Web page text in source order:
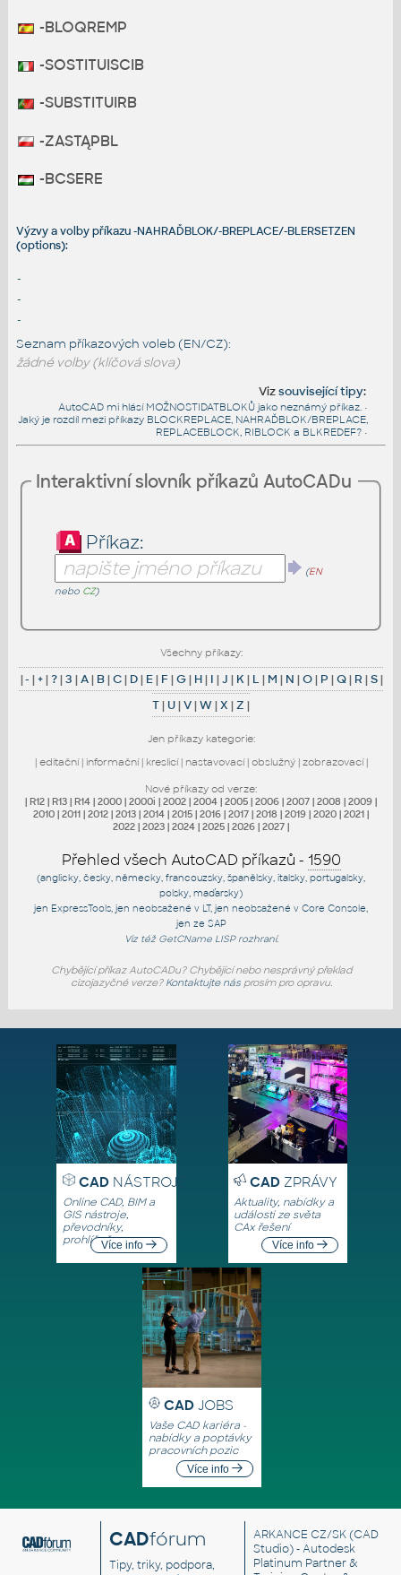
-BLOQREMP
-SOSTITUISCIB
-SUBSTITUIRB
-ZASTĄPBL
-BCSERE
Výzvy a volby příkazu -NAHRAĎBLOK/-BREPLACE/-BLERSETZEN
(options):
-
-
-
Seznam příkazových voleb (EN/CZ):
žádné volby (klíčová slova)
Vizsouvisející tipy:
AutoCAD mi hlásí MOŽNOSTIDATBLOKŮ jako neznámý příkaz. •
Jaký je rozdíl mezi příkazy BLOCKREPLACE, NAHRAĎBLOK/BREPLACE,
REPLACEBLOCK, RIBLOCK a BLKREDEF? •
Interaktivní slovník příkazů AutoCADu
Příkaz:
(EN
nebo CZ)
Všechny příkazy:
|- |+|?|3 |A| B|C| D| E| F |G| H| I |J | K| L | M | N |O| P |Q| R |S|
T| U|V|W|X |Z |
Jen příkazy kategorie:
| editační| informační| kreslicí| nastavovací| obslužný| zobrazovací|
Nové příkazy od verze:
| R12 | R13 | R14 | 2000 | 2000i | 2002 | 2004 | 2005 | 2006 | 2007 | 2008 | 2009 |
2010 | 2011 | 2012 | 2013 | 2014 | 2015 | 2016 | 2017 | 2018 | 2019 | 2020 | 2021 |
2022 | 2023 | 2024 | 2025 | 2026 | 2027 |
Přehled všech AutoCAD příkazů - 1590
(anglicky, česky, německy, francouzsky, španělsky, italsky, portugalsky,
polsky, maďarsky)
jen ExpressTools , jen neobsažené v LT, jen neobsažené v Core Console
jen ze SAP
Viz též GetCNameLISP rozhraní.
Chybějící příkaz AutoCADu? Chybějící nebo nesprávný překlad
cizojazyčné verze? Kontaktujte násprosím pro opravu.
CADNÁSTROJE
Online CAD, BIM a
GIS nástroje,
převodníky,
prohlížečeVíce info
CADZPRÁVY
Aktuality, nabídky a
události ze světa
CAx řešení
Více info
CAD JOBS
Vaše CAD kariéra -
nabídky a poptávky
pracovních pozic
Více info
CADfórum
Tipy, triky, podpora,
ARKANCE CZ/SK(CAD
Studio) - Autodesk
Platinum Partner &